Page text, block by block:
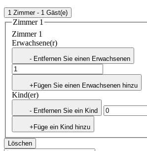
1 Zimmer - 1 Gäst(e)
Zimmer 1
Zimmer 1
Erwachsene(r)
- Entfernen Sie einen Erwachsenen
+Fügen Sie einen Erwachsenen hinzu
Kind(er)
- Entfernen Sie ein Kind
+Füge ein Kind hinzu
Löschen